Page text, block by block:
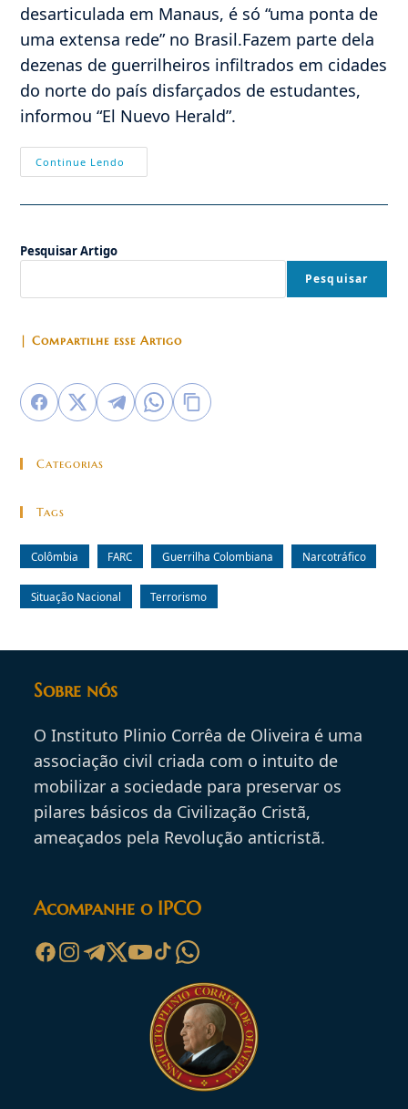
desarticulada em Manaus, é só “uma ponta de
uma extensa rede” no Brasil.Fazem parte dela
dezenas de guerrilheiros infiltrados em cidades
do norte do país disfarçados de estudantes,
informou “El Nuevo Herald”.
Continue Lendo
Instalaram
Pesquisar Artigo
Pesquisar
| Compartilhe esse Artigo
Categorias
Tags
Colômbia FARC Guerrilha Colombiana Narcotráfico
Situação Nacional Terrorismo
Sobre nós
O Instituto Plinio Corrêa de Oliveira é uma
associação civil criada com o intuito de
mobilizar a sociedade para preservar os
pilares básicos da Civilização Cristã,
ameaçados pela Revolução anticristã.
Acompanhe o IPCO